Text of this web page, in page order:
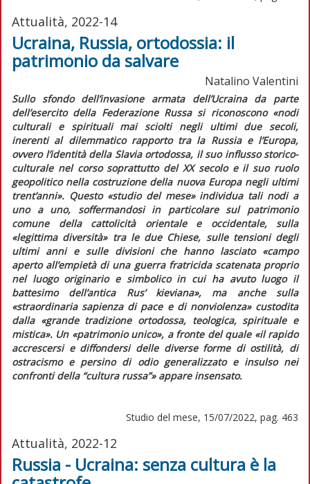
Attualità, 2022-14
Ucraina, Russia, ortodossia: il
patrimonio da salvare
Natalino Valentini
Sullo sfondo dell’invasione armata dell’Ucraina da parte
dell’esercito della Federazione Russa si riconoscono «nodi
culturali e spirituali mai sciolti negli ultimi due secoli,
inerenti al dilemmatico rapporto tra la Russia e l’Europa,
ovvero l’identità della Slavia ortodossa, il suo influsso storico-
culturale nel corso soprattutto del XX secolo e il suo ruolo
geopolitico nella costruzione della nuova Europa negli ultimi
trent’anni». Questo «studio del mese» individua tali nodi a
uno a uno, soffermandosi in particolare sul patrimonio
comune della cattolicità orientale e occidentale, sulla
«legittima diversità» tra le due Chiese, sulle tensioni degli
ultimi anni e sulle divisioni che hanno lasciato «campo
aperto all’empietà di una guerra fratricida scatenata proprio
nel luogo originario e simbolico in cui ha avuto luogo il
battesimo dell’antica Rus’ kieviana», ma anche sulla
«straordinaria sapienza di pace e di nonviolenza» custodita
dalla «grande tradizione ortodossa, teologica, spirituale e
mistica». Un «patrimonio unico», a fronte del quale «il rapido
accrescersi e diffondersi delle diverse forme di ostilità, di
ostracismo e persino di odio generalizzato e insulso nei
confronti della “cultura russa”» appare insensato.
Studio del mese, 15/07/2022, pag. 463
Attualità, 2022-12
Russia - Ucraina: senza cultura è la